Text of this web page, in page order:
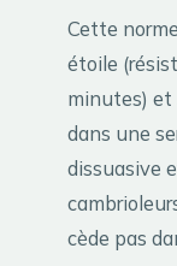
Cette
étoile
minutes)
dans une
dissuasive
cède pas